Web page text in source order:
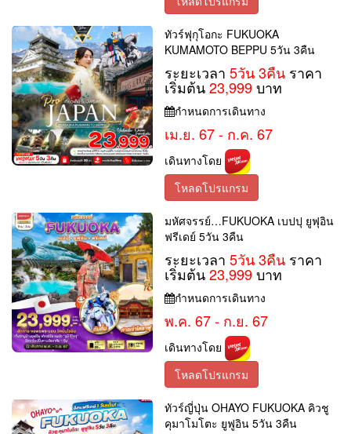
ทัวร์ฟุกุโอกะ FUKUOKA
KUMAMOTO BEPPU 5วัน 3คืน
ระยะเวลา5วัน 3คืน ราคา
เริ่มต้น23,999บาท
กำหนดการเดินทาง
เม.ย. 67 - ก.ค. 67
เดินทางโดย
โหลดโปรแกรม
มหัศจรรย์…FUKUOKA เบปปุ ยูฟุอิน
ฟรีเดย์ 5วัน 3คืน
ระยะเวลา5วัน 3คืน ราคา
เริ่มต้น23,999บาท
กำหนดการเดินทาง
พ.ค. 67 - ก.ย. 67
เดินทางโดย
โหลดโปรแกรม
ทัวร์ญี่ปุ่น OHAYO FUKUOKA คิวชู
คุมาโมโตะ ยูฟูอิน 5วัน 3คืน